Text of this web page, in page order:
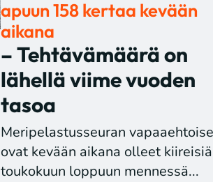
apuun 158 kertaa kevään
aikana
– Tehtävämäärä on
lähellä viime vuoden
tasoa
Meripelastusseuran
ovat kevään aikana olleet
toukokuun loppuun mennessä...